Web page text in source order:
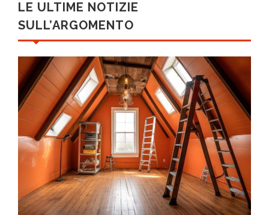
LE ULTIME NOTIZIE
SULL’ARGOMENTO